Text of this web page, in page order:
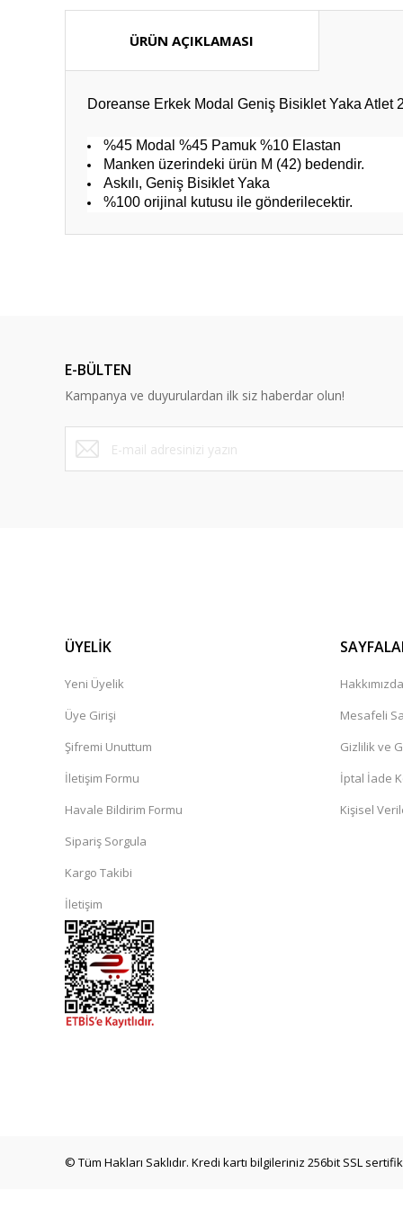
ÜRÜN AÇIKLAMASI
Doreanse Erkek Modal Geniş Bisiklet Yaka Atlet
%45 Modal %45 Pamuk %10 Elastan
Manken üzerindeki ürün M (42) bedendir.
Askılı, Geniş Bisiklet Yaka
%100 orijinal kutusu ile gönderilecektir.
Ürün bilgilerinde hatalar bulunuyor.
Ürün fiyatı diğer sitelerden daha pahalı.
Bu ürüne benzer farklı alternatifler olmalı.
E-BÜLTEN
Kampanya ve duyurulardan ilk siz haberdar olun!
ÜYELİK
Yeni Üyelik
Üye Girişi
Şifremi Unuttum
İletişim Formu
Havale Bildirim Formu
Sipariş Sorgula
Kargo Takibi
İletişim
Hakkımızda
Mesafeli
Gizlilik ve
İptal İade
Kişisel
© Tüm Hakları Saklıdır. Kredi kartı bilgileriniz 256bit SSL